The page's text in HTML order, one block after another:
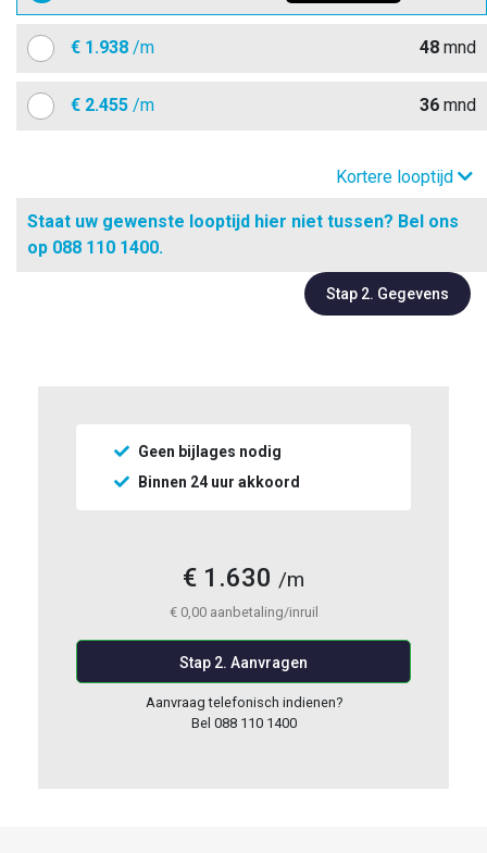
€ 1.938 /m 48 mnd
€ 2.455 /m 36 mnd
Kortere looptijd
Staat uw gewenste looptijd hier niet tussen? Bel ons
op 088 110 1400.
Stap 2. Gegevens
Geen bijlages nodig
Binnen 24 uur akkoord
€ 1.630 /m
€ 0,00aanbetaling/inruil
Stap 2. Aanvragen
Aanvraag telefonisch indienen?
Bel 088 110 1400